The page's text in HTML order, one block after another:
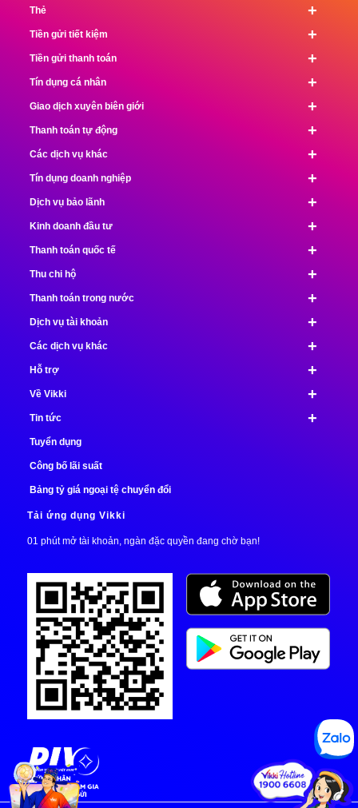
+
Thẻ
+
Tiền gửi tiết kiệm
+
Tiền gửi thanh toán
+
Tín dụng cá nhân
+
Giao dịch xuyên biên giới
+
Thanh toán tự động
+
Các dịch vụ khác
+
Tín dụng doanh nghiệp
+
Dịch vụ bảo lãnh
+
Kinh doanh đầu tư
+
Thanh toán quốc tế
+
Thu chi hộ
+
Thanh toán trong nước
+
Dịch vụ tài khoản
+
Các dịch vụ khác
+
Hỗ trợ
+
Về Vikki
+
Tin tức
Tuyển dụng
Công bố lãi suất
Bảng tỷ giá ngoại tệ chuyển đổi
Tải ứng dụng Vikki
01 phút mở tài khoản, ngàn đặc quyền đang chờ bạn!